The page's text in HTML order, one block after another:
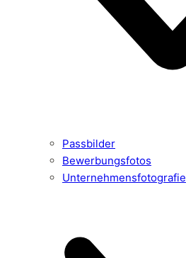
Passbilder
Bewerbungsfotos
Unternehmensfotografie